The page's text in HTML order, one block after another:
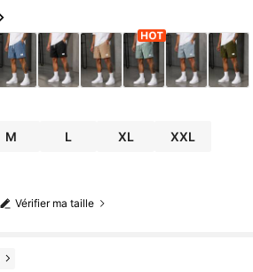
M L XL XXL
Vérifier ma taille